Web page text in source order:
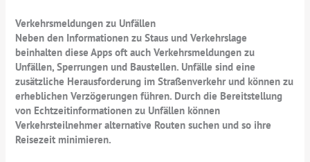
Verkehrsmeldungen zu Unfällen
Neben den Informationen zu Staus und Verkehrslage
beinhalten diese Apps oft auch Verkehrsmeldungen zu
Unfällen, Sperrungen und Baustellen. Unfälle sind eine
zusätzliche Herausforderung im Straßenverkehr und können zu
erheblichen Verzögerungen führen. Durch die Bereitstellung
von Echtzeitinformationen zu Unfällen können
Verkehrsteilnehmer alternative Routen suchen und so ihre
Reisezeit minimieren.